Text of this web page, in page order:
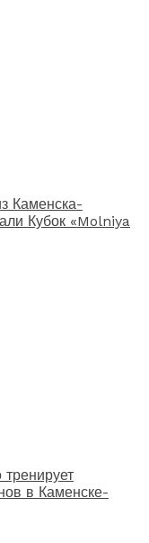
Каменска-
Кубок «Molniya
тренирует
в Каменске-